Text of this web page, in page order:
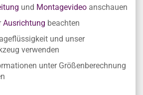
und Montagevideo anschauen
Ausrichtung beachten
und unser
verwenden
unter Größenberechnung